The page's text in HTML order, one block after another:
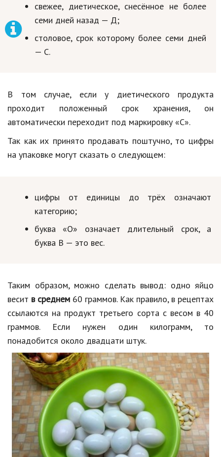
Юриспруденция
Природа
Образование
свежее, диетическое, снесённое не более
семи дней назад — Д;
столовое, срок которому более семи дней
— С.
В том случае, если у диетического продукта
проходит положенный срок хранения, он
автоматически переходит под маркировку «С».
Так как их принято продавать поштучно, то цифры
на упаковке могут сказать о следующем:
цифры от единицы до трёх означают
категорию;
буква «О» означает длительный срок, а
буква В — это вес.
Таким образом, можно сделать вывод: одно яйцо
весит в среднем 60 граммов. Как правило, в рецептах
ссылаются на продукт третьего сорта с весом в 40
граммов. Если нужен один килограмм, то
понадобится около двадцати штук.